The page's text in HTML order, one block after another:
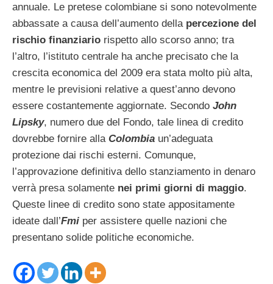
annuale. Le pretese colombiane si sono notevolmente
abbassate a causa dell’aumento della percezione del
rischio finanziario rispetto allo scorso anno; tra
l’altro, l’istituto centrale ha anche precisato che la
crescita economica del 2009 era stata molto più alta,
mentre le previsioni relative a quest’anno devono
essere costantemente aggiornate. Secondo John
Lipsky, numero due del Fondo, tale linea di credito
dovrebbe fornire alla Colombia un’adeguata
protezione dai rischi esterni. Comunque,
l’approvazione definitiva dello stanziamento in denaro
verrà presa solamente nei primi giorni di maggio.
Queste linee di credito sono state appositamente
ideate dall’Fmi per assistere quelle nazioni che
presentano solide politiche economiche.